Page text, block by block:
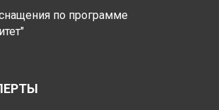
по программе